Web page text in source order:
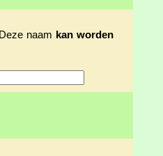
naam kan worden